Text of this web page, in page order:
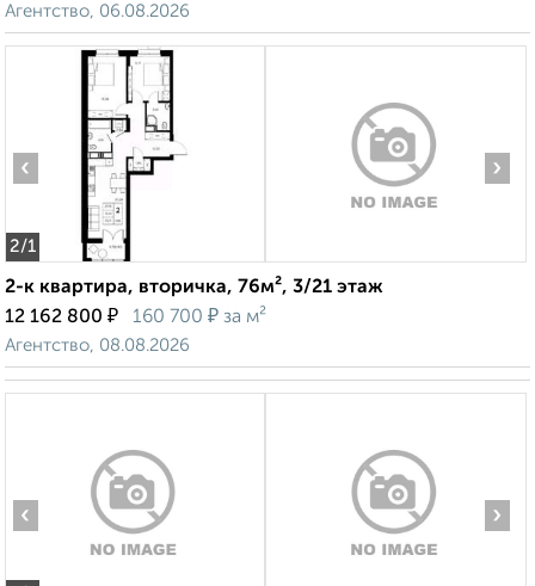
Агентство, 06.08.2026
2/1
‹ ›
2-к квартира, вторичка, 76м², 3/21 этаж
12 162 800 ₽ 160 700 ₽ за м²
Агентство, 08.08.2026
‹ ›